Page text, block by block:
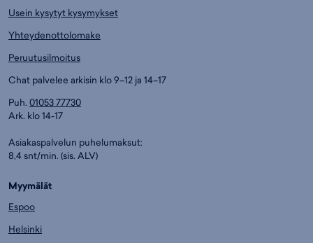
Usein kysytyt kysymykset
Yhteydenottolomake
Peruutusilmoitus
Chat palvelee arkisin klo 9–12 ja 14–17
Puh. 01053 77730
Ark. klo 14-17
Asiakaspalvelun puhelumaksut:
8,4 snt/min. (sis. ALV)
Myymälät
Espoo
Helsinki